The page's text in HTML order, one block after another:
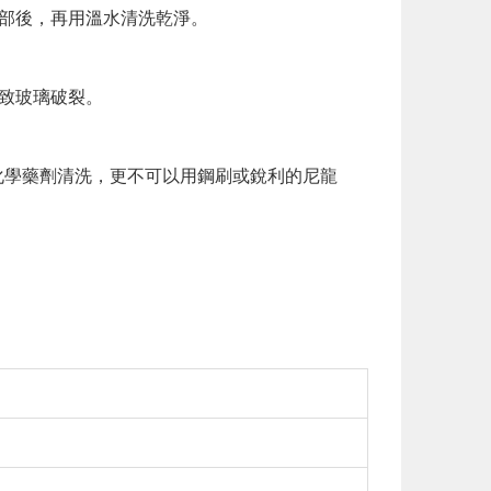
，再用溫水清洗乾淨。
璃破裂。
藥劑清洗，更不可以用鋼刷或銳利的尼龍